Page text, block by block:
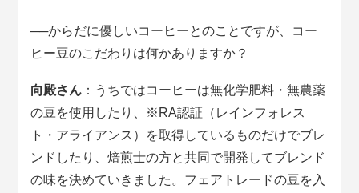
──からだに優しいコーヒーとのことですが、コー
ヒー豆のこだわりは何かありますか？
向殿さん ：うちではコーヒーは無化学肥料・無農薬
の豆を使用したり、※RA認証（レインフォレス
ト・アライアンス）を取得しているものだけでブレ
ンドしたり、焙煎士の方と共同で開発してブレンド
の味を決めていきました。フェアトレードの豆を入